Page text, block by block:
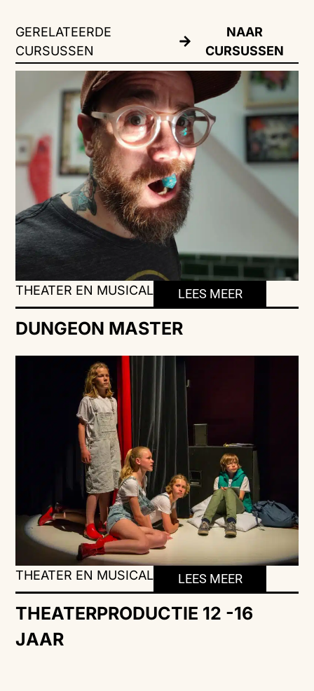
GERELATEERDE
CURSUSSEN
NAAR
CURSUSSEN
THEATER EN MUSICAL LEES MEER
DUNGEON MASTER
THEATER EN MUSICAL LEES MEER
THEATERPRODUCTIE 12 -16
JAAR